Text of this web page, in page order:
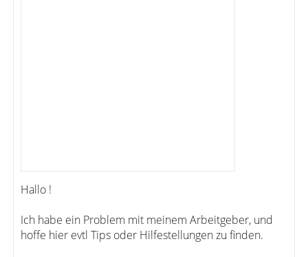
Hallo !
Ich habe ein Problem mit meinem Arbeitgeber, und
hoffe hier evtl Tips oder Hilfestellungen zu finden.